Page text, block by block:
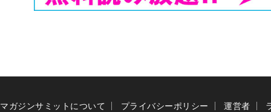
マガジンサミットについて プライバシーポリシー 運営者